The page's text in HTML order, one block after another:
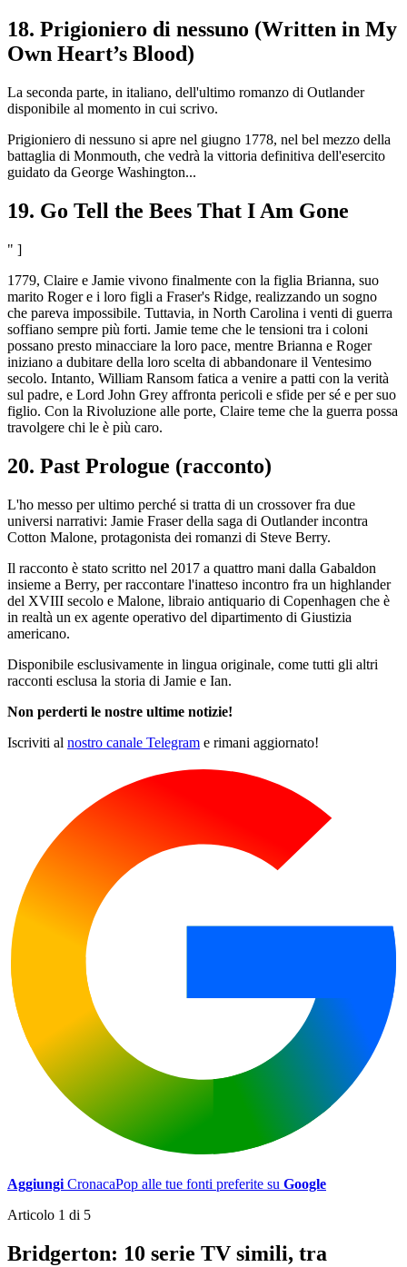
18. Prigioniero di nessuno (Written in My
Own Heart’s Blood)
La seconda parte, in italiano, dell'ultimo romanzo di Outlander
disponibile al momento in cui scrivo.
Prigioniero di nessuno si apre nel giugno 1778, nel bel mezzo della
battaglia di Monmouth, che vedrà la vittoria definitiva dell'esercito
guidato da George Washington...
19. Go Tell the Bees That I Am Gone
" ]
1779, Claire e Jamie vivono finalmente con la figlia Brianna, suo
marito Roger e i loro figli a Fraser's Ridge, realizzando un sogno
che pareva impossibile. Tuttavia, in North Carolina i venti di guerra
soffiano sempre più forti. Jamie teme che le tensioni tra i coloni
possano presto minacciare la loro pace, mentre Brianna e Roger
iniziano a dubitare della loro scelta di abbandonare il Ventesimo
secolo. Intanto, William Ransom fatica a venire a patti con la verità
sul padre, e Lord John Grey affronta pericoli e sfide per sé e per suo
figlio. Con la Rivoluzione alle porte, Claire teme che la guerra possa
travolgere chi le è più caro.
20. Past Prologue (racconto)
L'ho messo per ultimo perché si tratta di un crossover fra due
universi narrativi: Jamie Fraser della saga di Outlander incontra
Cotton Malone, protagonista dei romanzi di Steve Berry.
Il racconto è stato scritto nel 2017 a quattro mani dalla Gabaldon
insieme a Berry, per raccontare l'inatteso incontro fra un highlander
del XVIII secolo e Malone, libraio antiquario di Copenhagen che è
in realtà un ex agente operativo del dipartimento di Giustizia
americano.
Disponibile esclusivamente in lingua originale, come tutti gli altri
racconti esclusa la storia di Jamie e Ian.
Non perderti le nostre ultime notizie!
Iscriviti al nostro canale Telegram e rimani aggiornato!
Aggiungi CronacaPop alle tue fonti preferite su Google
Articolo 1 di 5
Bridgerton: 10 serie TV simili, tra